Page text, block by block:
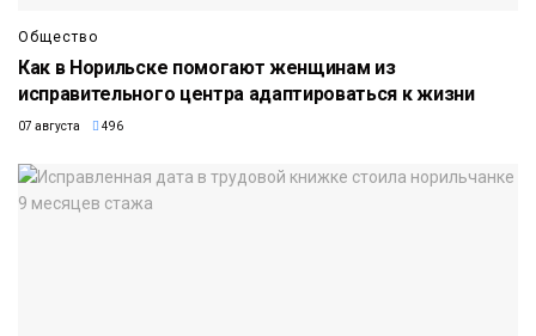
Общество
Как в Норильске помогают женщинам из
исправительного центра адаптироваться к жизни
07 августа 496